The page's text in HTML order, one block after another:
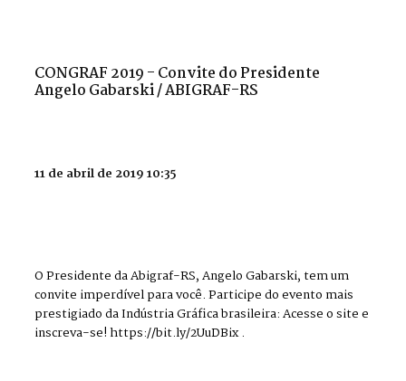
CONGRAF 2019 - Convite do Presidente
Angelo Gabarski / ABIGRAF-RS
11 de abril de 2019 10:35
O Presidente da Abigraf-RS, Angelo Gabarski, tem um
convite imperdível para você. Participe do evento mais
prestigiado da Indústria Gráfica brasileira: Acesse o site e
inscreva-se! https://bit.ly/2UuDBix .